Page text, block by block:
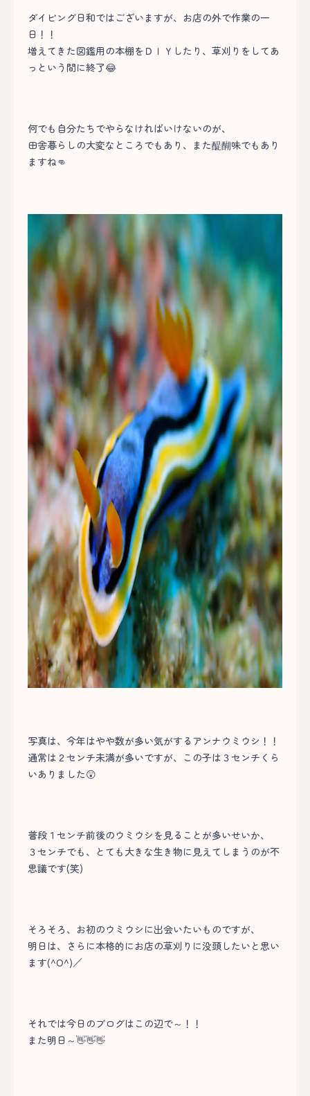
ダイビング日和ではございますが、お店の外で作業の一
日！！
増えてきた図鑑用の本棚をＤＩＹしたり、草刈りをしてあ
っという間に終了😂
何でも自分たちでやらなければいけないのが、
田舎暮らしの大変なところでもあり、また醍醐味でもあり
ますね👊
写真は、今年はやや数が多い気がするアンナウミウシ！！
通常は２センチ未満が多いですが、この子は３センチくら
いありました😲
普段１センチ前後のウミウシを見ることが多いせいか、
３センチでも、とても大きな生き物に見えてしまうのが不
思議です(笑)
そろそろ、お初のウミウシに出会いたいものですが、
明日は、さらに本格的にお店の草刈りに没頭したいと思い
ます(^O^)／
それでは今日のブログはこの辺で～！！
また明日～👋👋👋